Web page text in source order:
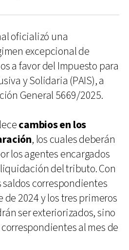
oficializó una
excepcional de
a favor del Impuesto para
y Solidaria (PAIS), a
General 5669/2025.
cambios en los
, los cuales deberán
los agentes encargados
del tributo. Con
saldos correspondientes
de 2024 y los tres primeros
ser exteriorizados, sino
al mes de